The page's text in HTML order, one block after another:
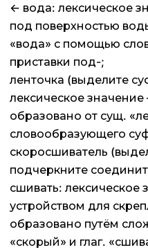
← вода: лексическое
под поверхностью
«вода» с помощью
приставки под-;
ленточка (выделите
лексическое значение
образовано от сущ.
словообразующего
скоросшиватель
подчеркните
сшивать: лексическое
устройством для
образовано путём
«скорый» и глаг.